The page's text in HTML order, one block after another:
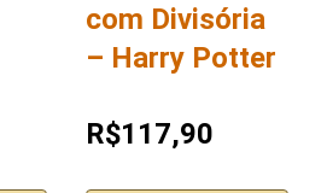
com Divisória
– Harry Potter
R$117,90